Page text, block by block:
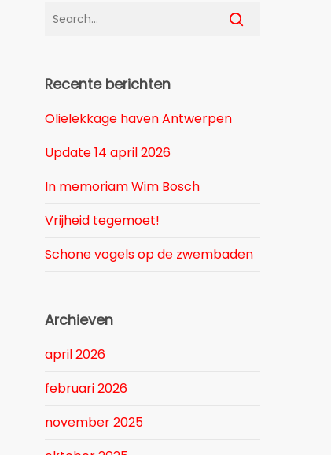
Recente berichten
Olielekkage haven Antwerpen
Update 14 april 2026
In memoriam Wim Bosch
Vrijheid tegemoet!
Schone vogels op de zwembaden
Archieven
april 2026
februari 2026
november 2025